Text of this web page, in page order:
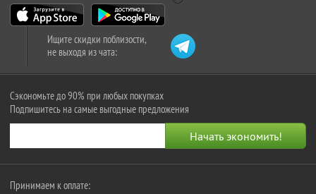
Ищите скидки поблизости,
не выходя из чата:
Сэкономьте до 90% при любых покупках
Подпишитесь на самые выгодные предложения
Принимаем к оплате: